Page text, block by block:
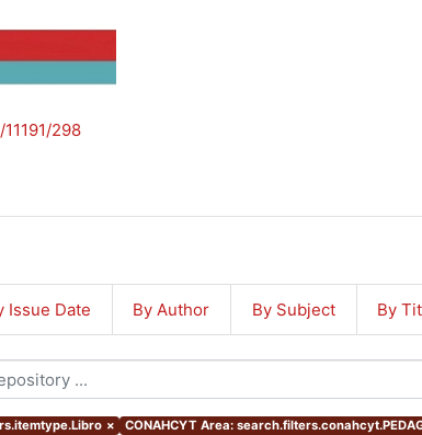
298
Issue Date By Author By Subject By
× CONAHCYT Area: